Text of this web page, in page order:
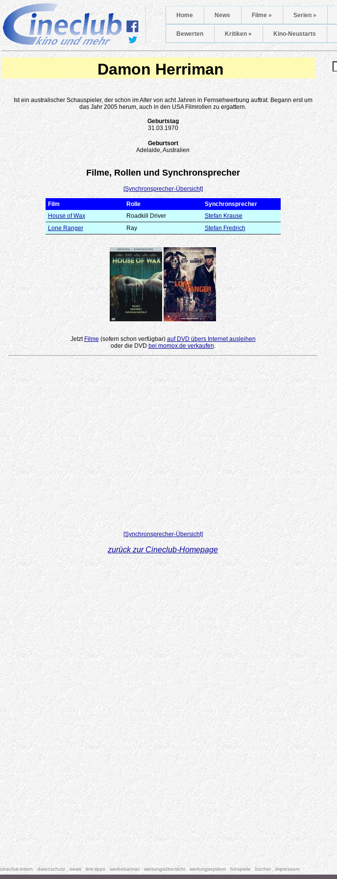
Home News Filme » Serien »
Bewerten Kritiken » Kino-Neustarts
Damon Herriman
Ist ein australischer Schauspieler, der schon im Alter von acht Jahren in Fernsehwerbung auftrat. Begann erst um
das Jahr 2005 herum, auch in den USA Filmrollen zu ergattern.
Geburtstag
31.03.1970
Geburtsort
Adelaide, Australien
Filme, Rollen und Synchronsprecher
[Synchronsprecher-Übersicht]
Film Rolle
Synchronsprecher
House of Wax
Roadkill Driver
Stefan Krause
Lone Ranger
Ray Stefan Fredrich
Jetzt Filme(sofern schon verfügbar) auf DVD übers Internet ausleihen
oder die DVD bei momox.de verkaufen.
[Synchronsprecher-Übersicht]
zurück zur Cineclub-Homepage
cineclub-intern datenschutz news link-tipps werbebanner wertungsübersicht wertungssystem hörspiele bücher impressum